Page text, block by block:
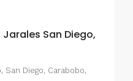
Jarales San Diego,
San Diego, Carabobo,